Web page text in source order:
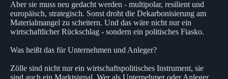
Aber sie muss neu gedacht werden - multipolar, resilient und
europäisch, strategisch. Sonst droht die Dekarbonisierung am
Materialmangel zu scheitern. Und das wäre nicht nur ein
wirtschaftlicher Rückschlag - sondern ein politisches Fiasko.
Was heißt das für Unternehmen und Anleger?
Zölle sind nicht nur ein wirtschaftspolitisches Instrument, sie
sind auch ein Marktsignal. Wer als Unternehmer oder Anleger